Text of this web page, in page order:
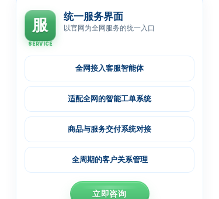
服
SERVICE
统一服务界面
以官网为全网服务的统一入口
全网接入客服智能体
适配全网的智能工单系统
商品与服务交付系统对接
全周期的客户关系管理
立即咨询